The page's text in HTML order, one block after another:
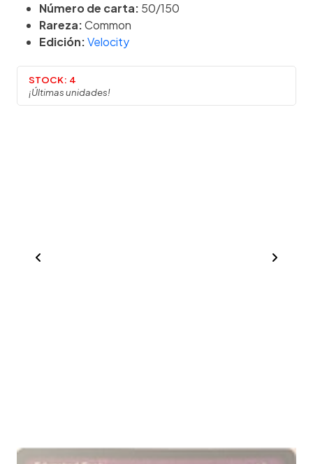
Número de carta: 50/150
Rareza:Common
Edición:Velocity
STOCK: 4
¡Últimas unidades!